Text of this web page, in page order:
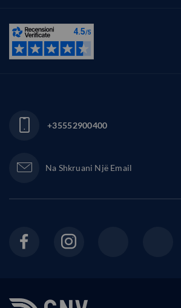
+35552900400
Na Shkruani Një Email